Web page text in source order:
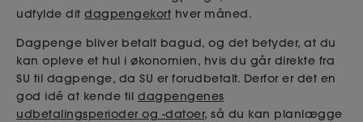
udfylde dit dagpengekort hver måned.
Dagpenge bliver betalt bagud, og det betyder, at du
kan opleve et hul i økonomien, hvis du går direkte fra
SU til dagpenge, da SU er forudbetalt. Derfor er det en
god idé at kende til dagpengenes
udbetalingsperioder og -datoer, så du kan planlægge